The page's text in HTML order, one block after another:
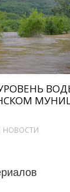
НОВОСТИ